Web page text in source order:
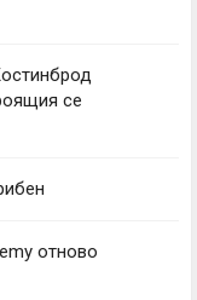
се
отново